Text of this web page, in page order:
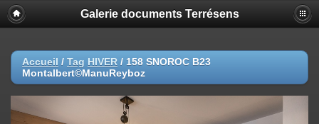
Galerie documents Terrésens
Accueil / Tag HIVER / 158 SNOROC B23
Montalbert©ManuReyboz